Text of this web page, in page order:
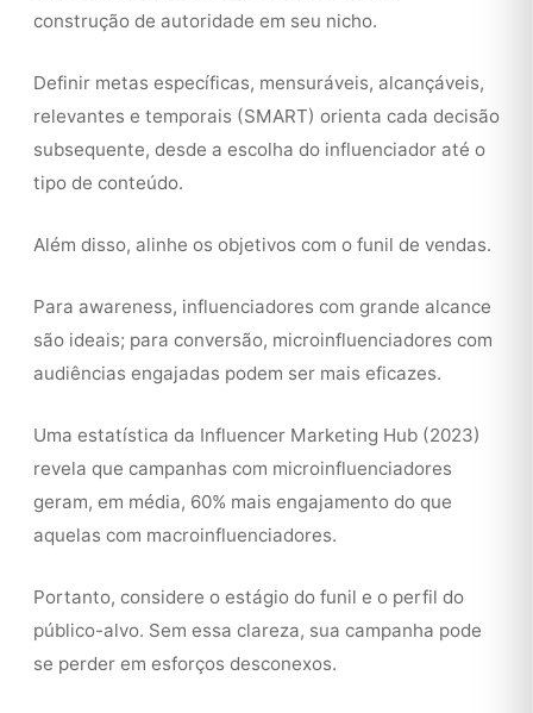
construção de autoridade em seu nicho.
Definir metas específicas, mensuráveis, alcançáveis,
relevantes e temporais (SMART) orienta cada decisão
subsequente, desde a escolha do influenciador até o
tipo de conteúdo.
Além disso, alinhe os objetivos com o funil de vendas.
Para awareness, influenciadores com grande alcance
são ideais; para conversão, microinfluenciadores com
audiências engajadas podem ser mais eficazes.
Uma estatística da Influencer Marketing Hub (2023)
revela que campanhas com microinfluenciadores
geram, em média, 60% mais engajamento do que
aquelas com macroinfluenciadores.
Portanto, considere o estágio do funil e o perfil do
público-alvo. Sem essa clareza, sua campanha pode
se perder em esforços desconexos.